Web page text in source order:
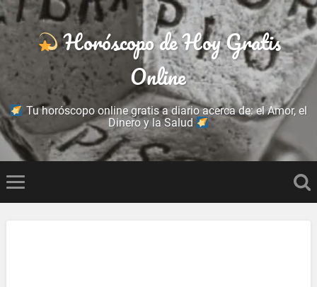
Horóscopo de Hoy Gratis
Online
Tu horóscopo online gratis a diario acerca de: el Amor, el
Dinero y la Salud